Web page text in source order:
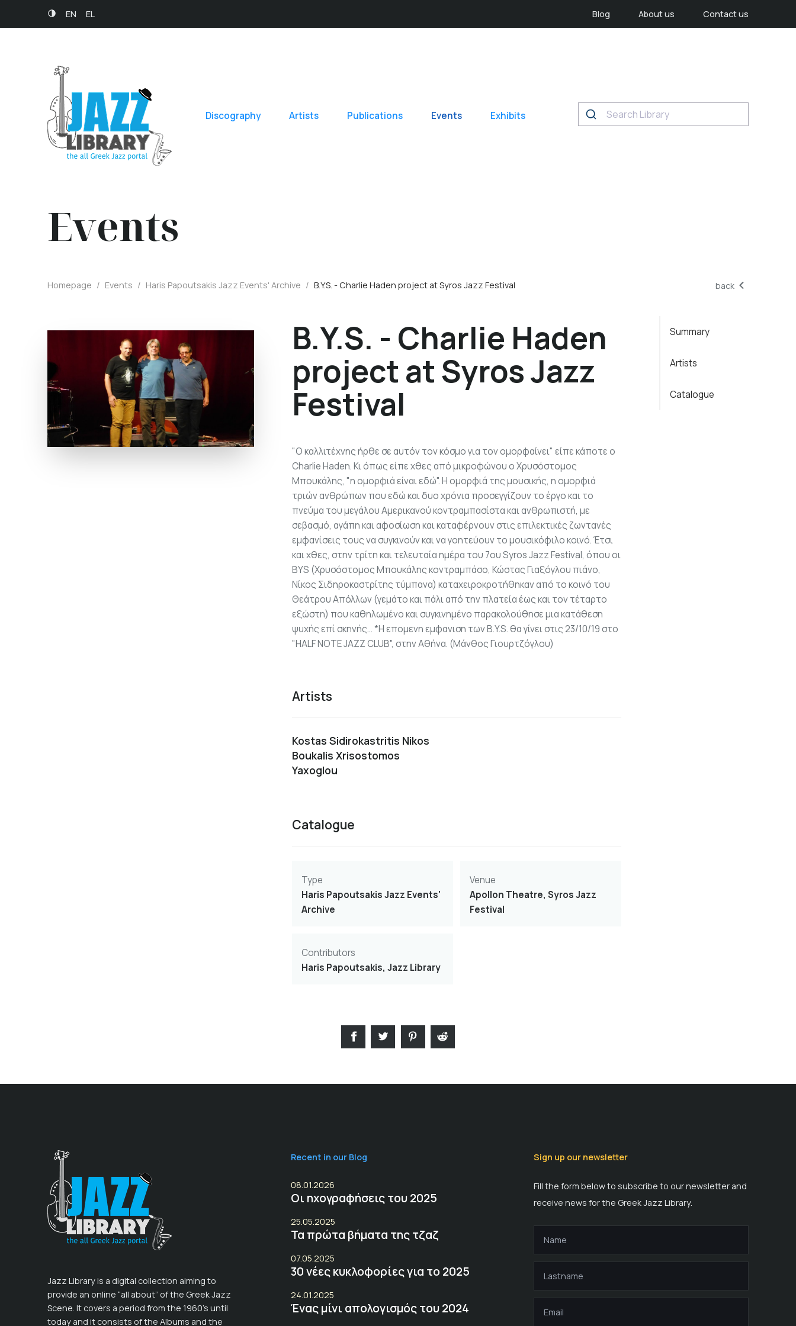
EN EL Blog About us Contact us
Discography Artists Publications Events Exhibits
Events
Homepage / Events / Haris Papoutsakis Jazz Events' Archive / B.Y.S. - Charlie Haden project at Syros Jazz Festival back
B.Y.S. - Charlie Haden
project at Syros Jazz
Festival
"Ο καλλιτέχνης ήρθε σε αυτόν τον κόσμο για τον ομορφαίνει" είπε κάποτε ο
Charlie Haden. Κι όπως είπε χθες από μικροφώνου ο Χρυσόστομος
Μπουκάλης, "η ομορφιά είναι εδώ". Η ομορφιά της μουσικής, η ομορφιά
τριών ανθρώπων που εδώ και δυο χρόνια προσεγγίζουν το έργο και το
πνεύμα του μεγάλου Αμερικανού κοντραμπασίστα και ανθρωπιστή, με
σεβασμό, αγάπη και αφοσίωση και καταφέρνουν στις επιλεκτικές ζωντανές
εμφανίσεις τους να συγκινούν και να γοητεύουν το μουσικόφιλο κοινό. Έτσι
και χθες, στην τρίτη και τελευταία ημέρα του 7ου Syros Jazz Festival, όπου οι
BYS (Χρυσόστομος Μπουκάλης κοντραμπάσο, Κώστας Γιαξόγλου πιάνο,
Νίκος Σιδηροκαστρίτης τύμπανα) καταχειροκροτήθηκαν από το κοινό του
Θεάτρου Απόλλων (γεμάτο και πάλι από την πλατεία έως και τον τέταρτο
εξώστη) που καθηλωμένο και συγκινημένο παρακολούθησε μια κατάθεση
ψυχής επί σκηνής... *Η επομενη εμφανιση των B.Y.S. θα γίνει στις 23/10/19 στο
"HALF NOTE JAZZ CLUB", στην Αθήνα. (Μάνθος Γιουρτζόγλου)
Artists
Kostas Sidirokastritis Nikos
Boukalis Xrisostomos
Yaxoglou
Catalogue
Type
Haris Papoutsakis Jazz Events'
Archive
Venue
Apollon Theatre, Syros Jazz
Festival
Contributors
Haris Papoutsakis, Jazz Library
Summary
Artists
Catalogue
Jazz Library is a digital collection aiming to
provide an online “all about” of the Greek Jazz
Scene. It covers a period from the 1960’s until
today and it consists of the Albums and the
Recent in our Blog
08.01.2026
Οι ηχογραφήσεις του 2025
25.05.2025
Τα πρώτα βήματα της τζαζ
07.05.2025
30 νέες κυκλοφορίες για το 2025
24.01.2025
Ένας μίνι απολογισμός του 2024
Sign up our newsletter
Fill the form below to subscribe to our newsletter and
receive news for the Greek Jazz Library.